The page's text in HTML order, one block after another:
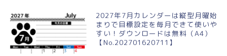
2027年7月カレンダーは縦型月曜始
まりで目標設定を毎月できて使いや
すい！ダウンロードは無料（A4）
【No.202701620711】